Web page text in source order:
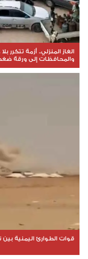
الغاز المنزلي.. أزمة
والمحافظات إلى ورقة
قوات الطوارئ اليمنية